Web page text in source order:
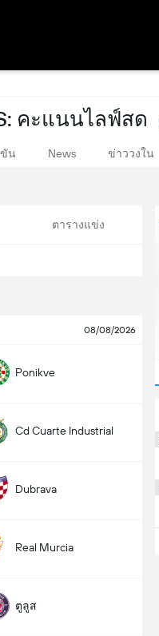
คะแนนไลฟ์สด
น News ข่าววงใน
ตารางแข่ง
08/08/2026
Ponikve
Cd Cuarte Industrial
Dubrava
Real Murcia
ตูลูส